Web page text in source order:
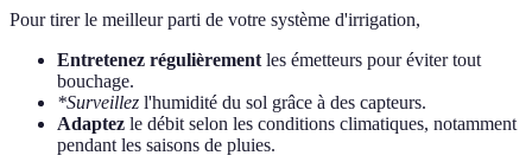
Pour tirer le meilleur parti de votre système d'irrigation,
Entretenez régulièrementles émetteurs pour éviter tout
bouchage.
*Surveillez l'humidité du sol grâce à des capteurs.
Adaptez le débit selon les conditions climatiques, notamment
pendant les saisons de pluies.